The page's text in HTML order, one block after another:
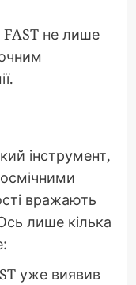
не лише
інструмент,
вражають
лише кілька
уже виявив